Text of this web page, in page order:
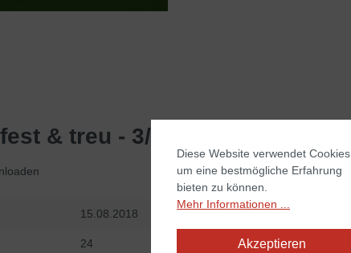
& treu - 3/2018"
15.08.2018
24
Diese Website verwendet Cookies,
um eine bestmögliche Erfahrung
bieten zu können.
Mehr Informationen ...
Akzeptieren